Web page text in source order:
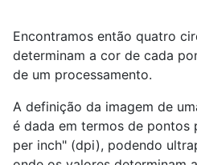
Encontramos então quatro
determinam a cor de cada
de um processamento.
A definição da imagem de
é dada em termos de pontos
per inch" (dpi), podendo